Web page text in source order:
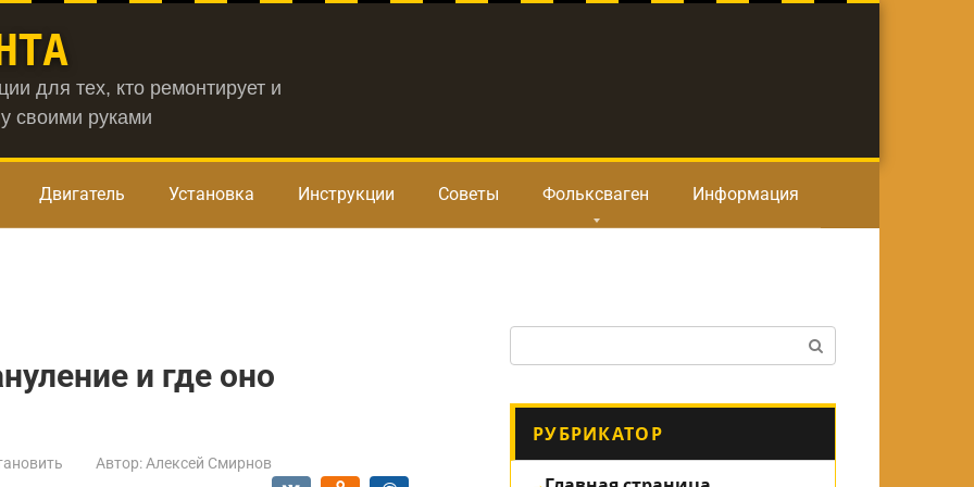
для тех, кто ремонтирует и
своими руками
Двигатель Установка Инструкции Советы Фольксваген Информация
и где оно
Автор: Алексей Смирнов
РУБРИКАТОР